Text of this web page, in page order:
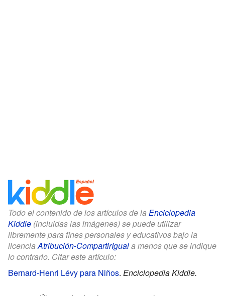
Todo el contenido de los artículos de la Enciclopedia
Kiddle (incluidas las imágenes) se puede utilizar
libremente para fines personales y educativos bajo la
licenciaAtribución-CompartirIguala menos que se indique
lo contrario. Citar este artículo:
Bernard-Henri Lévy para Niños. Enciclopedia Kiddle.